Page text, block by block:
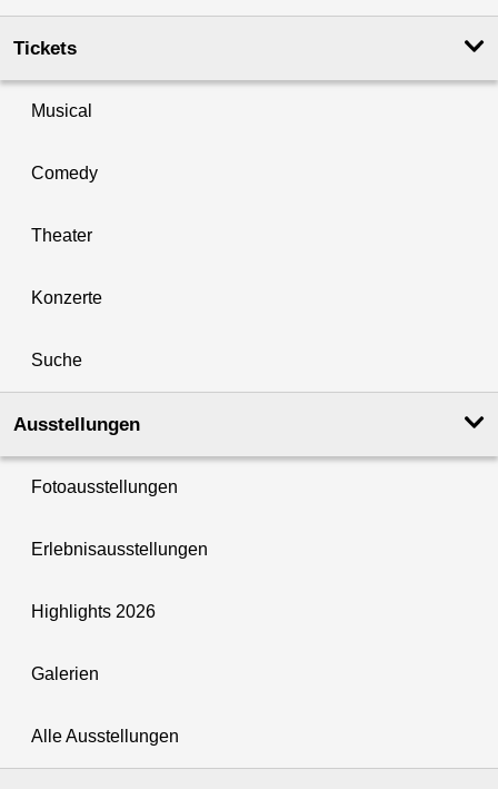
Tickets
Musical
Comedy
Theater
Konzerte
Suche
Ausstellungen
Fotoausstellungen
Erlebnisausstellungen
Highlights 2026
Galerien
Alle Ausstellungen